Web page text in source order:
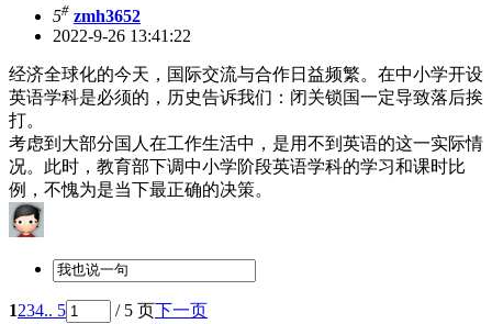
5# zmh3652
2022-9-26 13:41:22
经济全球化的今天，国际交流与合作日益频繁。在中小学开设
英语学科是必须的，历史告诉我们：闭关锁国一定导致落后挨
打。
考虑到大部分国人在工作生活中，是用不到英语的这一实际情
况。此时，教育部下调中小学阶段英语学科的学习和课时比
例，不愧为是当下最正确的决策。
1234.. 5 / 5 页下一页